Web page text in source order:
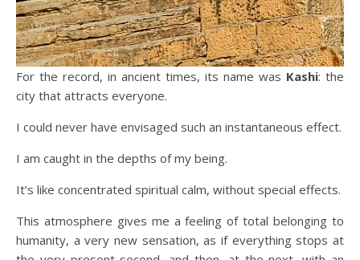
For the record, in ancient times, its name was Kashi: the
city that attracts everyone.
I could never have envisaged such an instantaneous effect.
I am caught in the depths of my being.
It’s like concentrated spiritual calm, without special effects.
This atmosphere gives me a feeling of total belonging to
humanity, a very new sensation, as if everything stops at